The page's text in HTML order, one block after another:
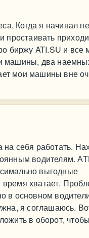
Когда я начинал
простаивать
биржу ATI.SU и все
машины, два
мои машины вне
себя работать.
водителям.
выгодные
хватает.
в основном
я соглашаюсь.
в оборот,